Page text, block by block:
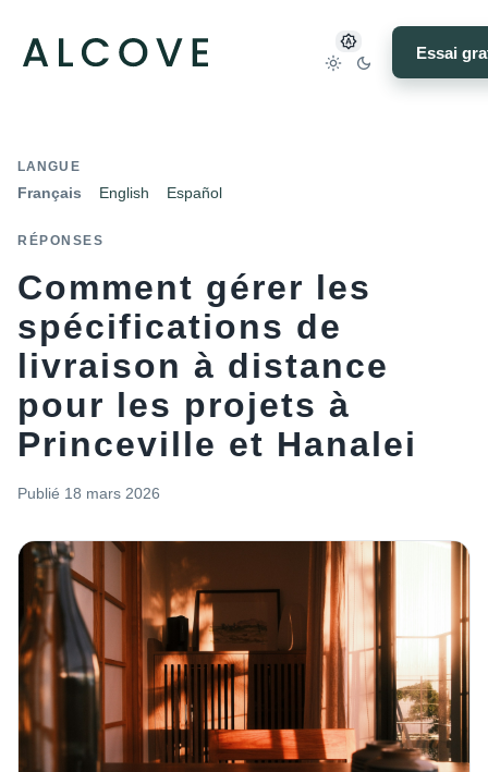
Essai
LANGUE
Français English Español
RÉPONSES
Comment gérer les
spécifications de
livraison à distance
pour les projets à
Princeville et Hanalei
Publié 18 mars 2026